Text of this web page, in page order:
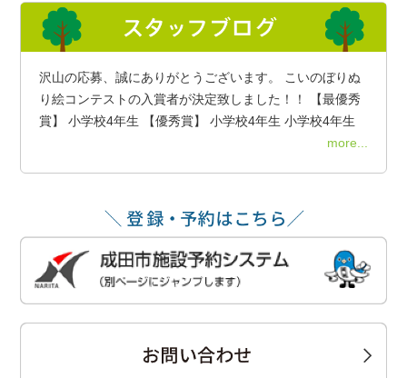
沢山の応募、誠にありがとうございます。 こいのぼりぬ
り絵コンテストの入賞者が決定致しました！！ 【最優秀
賞】 小学校4年生 【優秀賞】 小学校4年生 小学校4年生
more...